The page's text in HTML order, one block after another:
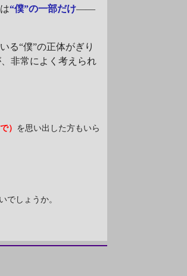
“僕”の一部だけ――
る“僕”の正体がぎり
非常によく考えられ
） を思い出した方もいら
でしょうか。